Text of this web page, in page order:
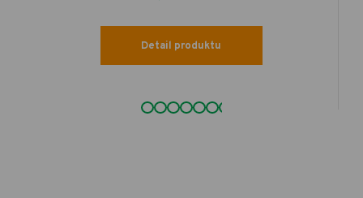
Detail produktu